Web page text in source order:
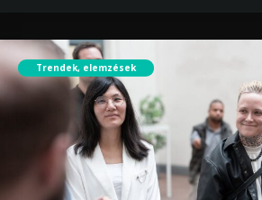
Trendek, elemzések